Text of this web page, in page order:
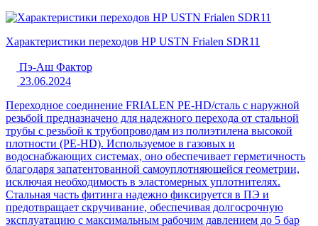
Характеристики переходов НР USTN Frialen SDR11
Пэ-Аш Фактор
23.06.2024
Переходное соединение FRIALEN PE-HD/сталь с наружной
резьбой предназначено для надежного перехода от стальной
трубы с резьбой к трубопроводам из полиэтилена высокой
плотности (PE-HD). Используемое в газовых и
водоснабжающих системах, оно обеспечивает герметичность
благодаря запатентованной самоуплотняющейся геометрии,
исключая необходимость в эластомерных уплотнителях.
Стальная часть фитинга надежно фиксируется в ПЭ и
предотвращает скручивание, обеспечивая долгосрочную
эксплуатацию с максимальным рабочим давлением до 5 бар